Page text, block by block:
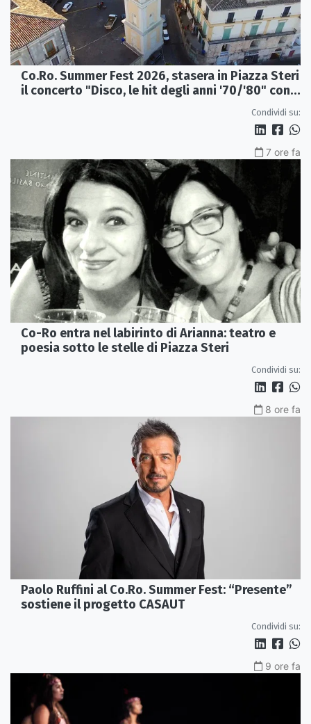
Co.Ro. Summer Fest 2026, stasera in Piazza Steri
il concerto "Disco, le hit degli anni '70/'80" con
Condividi su:
7 ore fa
Co-Ro entra nel labirinto di Arianna: teatro e
poesia sotto le stelle di Piazza Steri
Condividi su:
8 ore fa
Paolo Ruffini al Co.Ro. Summer Fest: “Presente”
sostiene il progetto CASAUT
Condividi su:
9 ore fa